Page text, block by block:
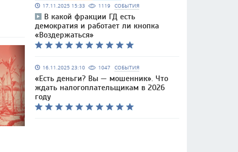
17.11.2025 15:33 1119 СОБЫТИЯ
В какой фракции ГД есть
демократия и работает ли кнопка
«Воздержаться»
16.11.2025 23:10 1047 СОБЫТИЯ
«Есть деньги? Вы — мошенник». Что
ждать налогоплательщикам в 2026
году